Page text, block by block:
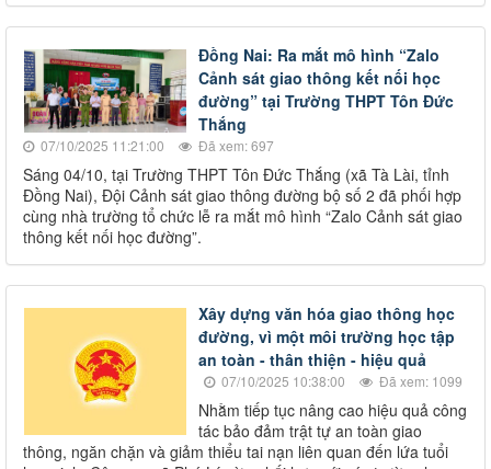
Đồng Nai: Ra mắt mô hình “Zalo
Cảnh sát giao thông kết nối học
đường” tại Trường THPT Tôn Đức
Thắng
07/10/2025 11:21:00 Đã xem: 697
Sáng 04/10, tại Trường THPT Tôn Đức Thắng (xã Tà Lài, tỉnh
Đồng Nai), Đội Cảnh sát giao thông đường bộ số 2 đã phối hợp
cùng nhà trường tổ chức lễ ra mắt mô hình “Zalo Cảnh sát giao
thông kết nối học đường”.
Xây dựng văn hóa giao thông học
đường, vì một môi trường học tập
an toàn - thân thiện - hiệu quả
07/10/2025 10:38:00 Đã xem: 1099
Nhằm tiếp tục nâng cao hiệu quả công
tác bảo đảm trật tự an toàn giao
thông, ngăn chặn và giảm thiểu tai nạn liên quan đến lứa tuổi